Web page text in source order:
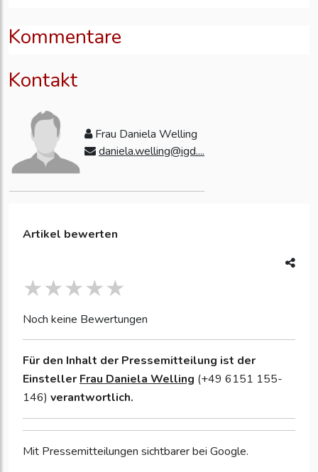
Kommentare
Kontakt
Frau Daniela Welling
daniela.welling@igd....
Artikel bewerten
Noch keine Bewertungen
Für den Inhalt der Pressemitteilung ist der
Einsteller Frau Daniela Welling (+49 6151 155-
146) verantwortlich.
Mit Pressemitteilungen sichtbarer bei Google.